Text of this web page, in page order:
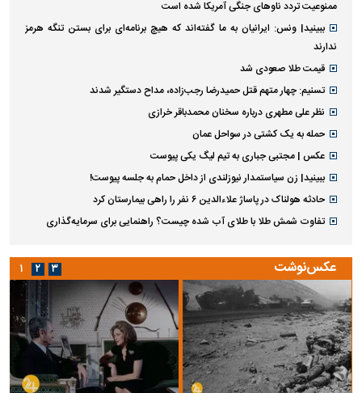
ممنوعیت تردد ناو‌های جنگی آمریکا شده است
ببینید| ونس: ایرانیان به ما گفته‌اند که هیچ برنامه‌ای برای بستن تنگه هرمز
ندارند
قیمت طلا صعودی شد
تسنیم: چهار متهم قتل حمیدرضا رجب‌زاده، مداح دستگیر شدند
نظر علی مطهری درباره سخنان محمدباقر خرازی
حمله به یک کشتی در سواحل عمان
عکس | مجتبی جباری به تیم لیگ یکی پیوست
ببینید| زن سیاستمدار نیوزلندی از داخل حمام به جلسه پیوست!
حادثه هولناک در پاساژ علاءالدین ۶ نفر را راهی بیمارستان کرد
تفاوت شمش طلا با طلای آب شده چیست؟ راهنمایی برای سرمایه‌گذاری
عکس‌نوشت ۱ ۲ ۳